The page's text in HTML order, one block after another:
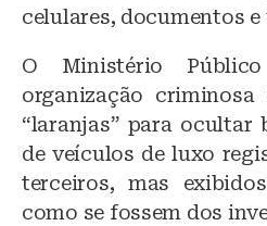
celulares, documentos
O Ministério
organização
“laranjas” para ocultar
de veículos de luxo
terceiros, mas
como se fossem dos